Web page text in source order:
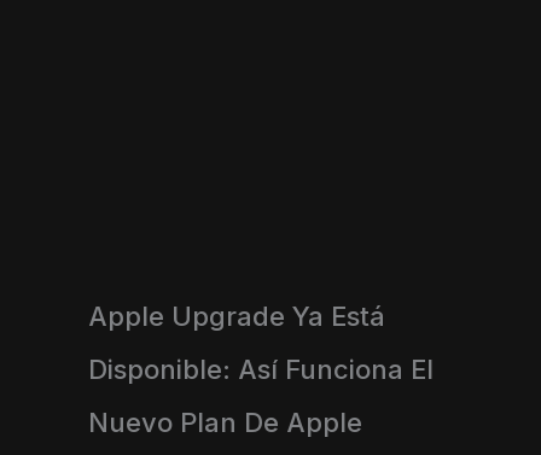
Apple Upgrade Ya Está
Disponible: Así Funciona El
Nuevo Plan De Apple